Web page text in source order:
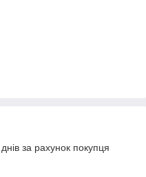
за рахунок покупця